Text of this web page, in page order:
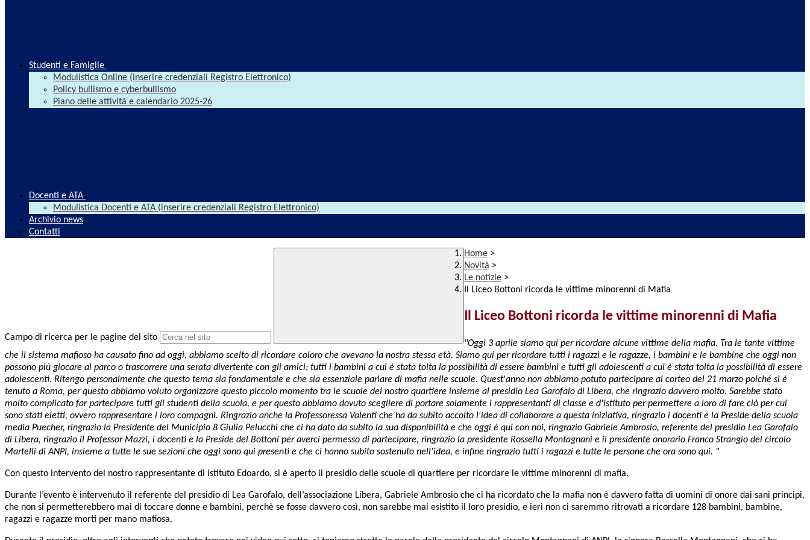
Studenti e Famiglie
Modulistica Online (inserire credenziali Registro Elettronico)
Policy bullismo e cyberbullismo
Piano delle attività e calendario 2025-26
Docenti e ATA
Modulistica Docenti e ATA (inserire credenziali Registro Elettronico)
Archivio news
Contatti
Campo di ricerca per le pagine del sito
Home >
Novità >
Le notizie >
Il Liceo Bottoni ricorda le vittime minorenni di Mafia
Il Liceo Bottoni ricorda le vittime minorenni di Mafia
"Oggi 3 aprile siamo qui per ricordare alcune vittime della mafia. Tra le tante vittime
che il sistema mafioso ha causato fino ad oggi, abbiamo scelto di ricordare coloro che avevano la nostra stessa età. Siamo qui per ricordare tutti i ragazzi e le ragazze, i bambini e le bambine che oggi non
possono più giocare al parco o trascorrere una serata divertente con gli amici; tutti i bambini a cui è stata tolta la possibilità di essere bambini e tutti gli adolescenti a cui è stata tolta la possibilità di essere
adolescenti. Ritengo personalmente che questo tema sia fondamentale e che sia essenziale parlare di mafia nelle scuole. Quest'anno non abbiamo potuto partecipare al corteo del 21 marzo poiché si è
tenuto a Roma, per questo abbiamo voluto organizzare questo piccolo momento tra le scuole del nostro quartiere insieme al presidio Lea Garofalo di Libera, che ringrazio davvero molto. Sarebbe stato
molto complicato far partecipare tutti gli studenti della scuola, e per questo abbiamo dovuto scegliere di portare solamente i rappresentanti di classe e d'istituto per permettere a loro di fare ciò per cui
sono stati eletti, ovvero rappresentare i loro compagni. Ringrazio anche la Professoressa Valenti che ha da subito accolto l'idea di collaborare a questa iniziativa, ringrazio i docenti e la Preside della scuola
media Puecher, ringrazio la Presidente del Municipio 8 Giulia Pelucchi che ci ha dato da subito la sua disponibilità e che oggi è qui con noi, ringrazio Gabriele Ambrosio, referente del presidio Lea Garofalo
di Libera, ringrazio il Professor Mazzi, i docenti e la Preside del Bottoni per averci permesso di partecipare, ringrazio la presidente Rossella Montagnani e il presidente onorario Franco Strangio del circolo
Martelli di ANPI, insieme a tutte le sue sezioni che oggi sono qui presenti e che ci hanno subito sostenuto nell'idea, e infine ringrazio tutti i ragazzi e tutte le persone che ora sono qui. "
Con questo intervento del nostro rappresentante di istituto Edoardo, si è aperto il presidio delle scuole di quartiere per ricordare le vittime minorenni di mafia.
Durante l’evento è intervenuto il referente del presidio di Lea Garofalo, dell’associazione Libera, Gabriele Ambrosio che ci ha ricordato che la mafia non è davvero fatta di uomini di onore dai sani principi,
che non si permetterebbero mai di toccare donne e bambini, perchè se fosse davvero così, non sarebbe mai esistito il loro presidio, e ieri non ci saremmo ritrovati a ricordare 128 bambini, bambine,
ragazzi e ragazze morti per mano mafiosa.